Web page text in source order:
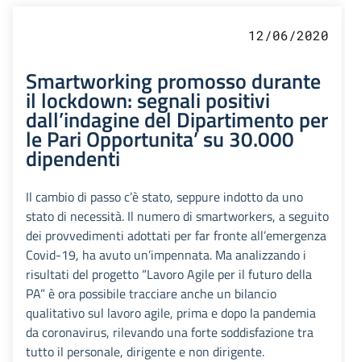
12/06/2020
Smartworking promosso durante
il lockdown: segnali positivi
dall’indagine del Dipartimento per
le Pari Opportunita’ su 30.000
dipendenti
Il cambio di passo c’è stato, seppure indotto da uno
stato di necessità. Il numero di smartworkers, a seguito
dei provvedimenti adottati per far fronte all’emergenza
Covid-19, ha avuto un’impennata. Ma analizzando i
risultati del progetto “Lavoro Agile per il futuro della
PA” è ora possibile tracciare anche un bilancio
qualitativo sul lavoro agile, prima e dopo la pandemia
da coronavirus, rilevando una forte soddisfazione tra
tutto il personale, dirigente e non dirigente.